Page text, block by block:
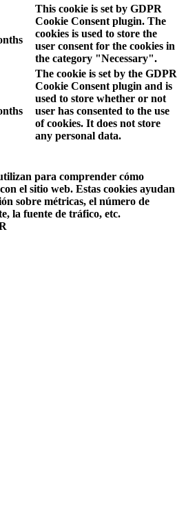
This cookie is set by GDPR
Cookie Consent plugin. The
cookies is used to store the
user consent for the cookies in
the category "Necessary".
The cookie is set by the GDPR
Cookie Consent plugin and is
used to store whether or not
user has consented to the use
of cookies. It does not store
any personal data.
para comprender cómo
el sitio web. Estas cookies ayudan
sobre métricas, el número de
la fuente de tráfico, etc.